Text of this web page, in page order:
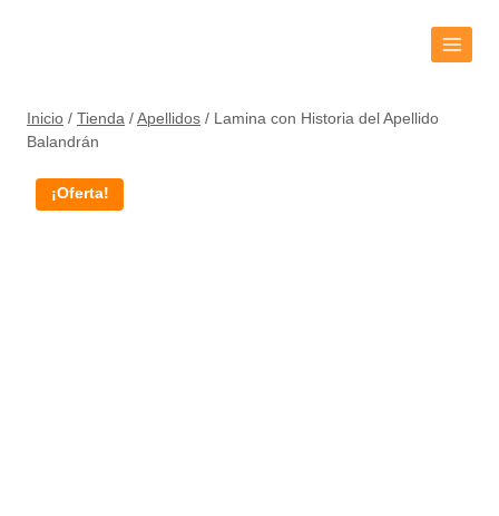
Inicio / Tienda / Apellidos / Lamina con Historia del Apellido
Balandrán
¡Oferta!